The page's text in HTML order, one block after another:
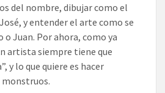
del nombre, dibujar como el
y entender el arte como se
o Juan. Por ahora, como ya
artista siempre tiene que
y lo que quiere es hacer